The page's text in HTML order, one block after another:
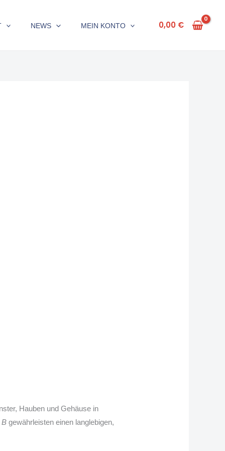
NEWS MEIN KONTO 0,00 €
Hauben und Gehäuse in
B gewährleisten einen langlebigen,